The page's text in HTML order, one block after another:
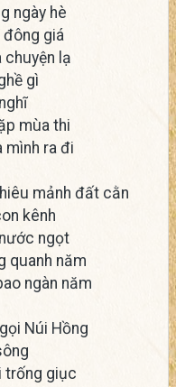
ngày hè
đông giá
chuyện lạ
gì
mùa thi
mình ra đi
mảnh đất cằn
kênh
ngọt
quanh năm
ngàn năm
Núi Hồng
trống giục